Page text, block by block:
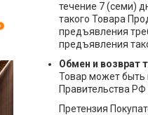
течение 7 (семи)
такого Товара
предъявления
предъявления
Обмен и возврат
Товар может быть
Правительства
Претензия